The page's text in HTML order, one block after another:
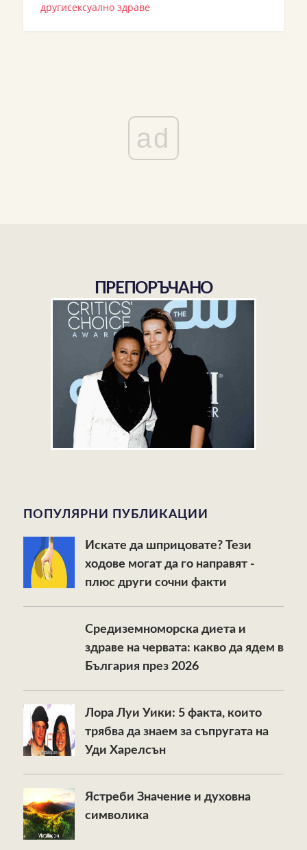
другисексуално здраве
ad
ПРЕПОРЪЧАНО
ПОПУЛЯРНИ ПУБЛИКАЦИИ
Искате да шприцовате? Тези
ходове могат да го направят -
плюс други сочни факти
Средиземноморска диета и
здраве на червата: какво да ядем в
България през 2026
Лора Луи Уики: 5 факта, които
трябва да знаем за съпругата на
Уди Харелсън
Ястреби Значение и духовна
символика